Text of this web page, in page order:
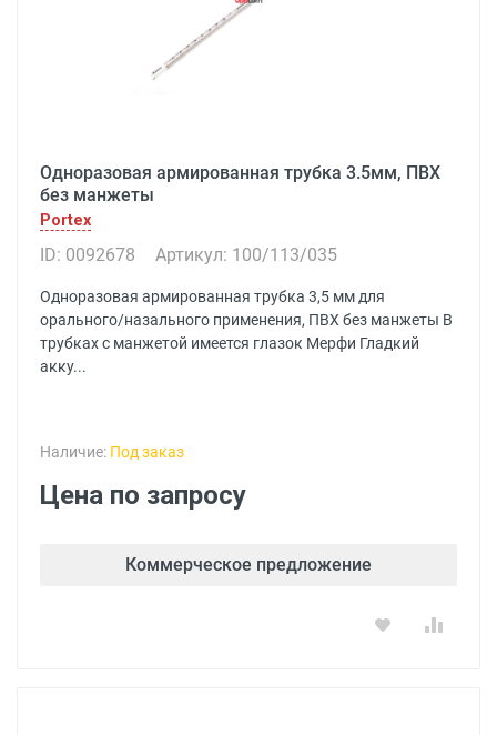
Одноразовая армированная трубка 3.5мм, ПВХ
без манжеты
Portex
ID: 0092678 Артикул: 100/113/035
Одноразовая армированная трубка 3,5 мм для
орального/назального применения, ПВХ без манжеты В
трубках с манжетой имеется глазок Мерфи Гладкий
акку...
Наличие: Под заказ
Цена по запросу
Коммерческое предложение